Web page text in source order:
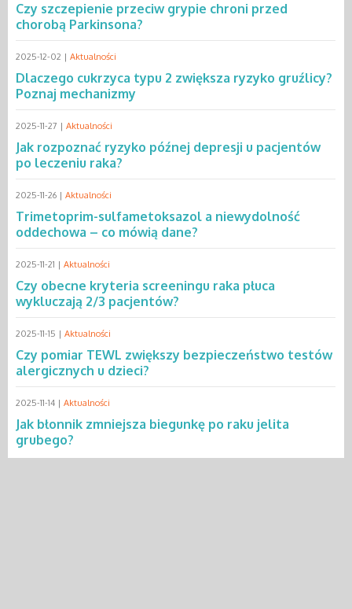
Czy szczepienie przeciw grypie chroni przed
chorobą Parkinsona?
2025-12-02 | Aktualności
Dlaczego cukrzyca typu 2 zwiększa ryzyko gruźlicy?
Poznaj mechanizmy
2025-11-27 | Aktualności
Jak rozpoznać ryzyko późnej depresji u pacjentów
po leczeniu raka?
2025-11-26 | Aktualności
Trimetoprim-sulfametoksazol a niewydolność
oddechowa – co mówią dane?
2025-11-21 | Aktualności
Czy obecne kryteria screeningu raka płuca
wykluczają 2/3 pacjentów?
2025-11-15 | Aktualności
Czy pomiar TEWL zwiększy bezpieczeństwo testów
alergicznych u dzieci?
2025-11-14 | Aktualności
Jak błonnik zmniejsza biegunkę po raku jelita
grubego?